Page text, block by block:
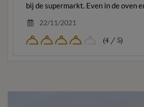
bij de supermarkt. Even in de oven
22/11/2021
(4 / 5)